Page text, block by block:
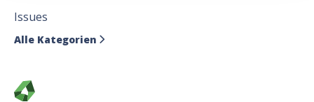
Issues
Alle Kategorien 